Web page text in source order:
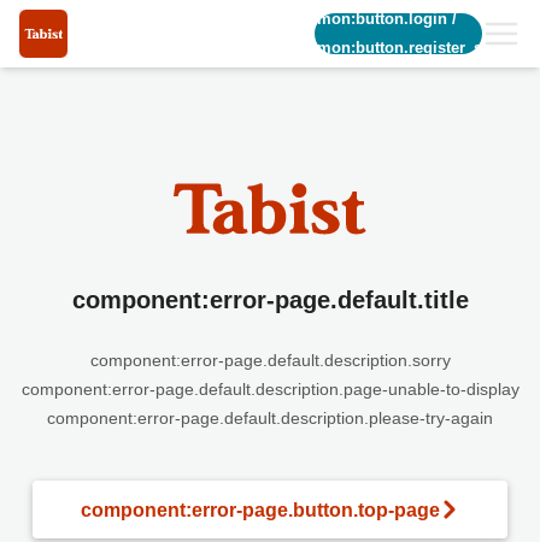
common:button.login/
common:button.register_short
component:error-page.default.title
component:error-page.default.description.sorry
component:error-page.default.description.page-unable-to-display
component:error-page.default.description.please-try-again
component:error-page.button.top-page